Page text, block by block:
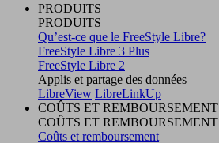
PRODUITS
PRODUITS
Qu’est-ce que le FreeStyle Libre?
FreeStyle Libre 3 Plus
FreeStyle Libre 2
Applis et partage des données
LibreView LibreLinkUp
COÛTS ET REMBOURSEMENT
COÛTS ET REMBOURSEMENT
Coûts et remboursement